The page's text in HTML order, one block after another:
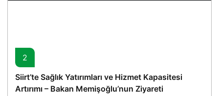
2
Siirt’te Sağlık Yatırımları ve Hizmet Kapasitesi
Artırımı – Bakan Memişoğlu’nun Ziyareti